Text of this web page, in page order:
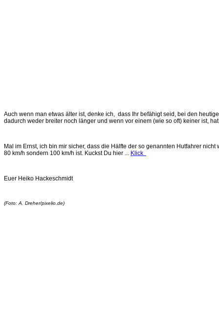
Auch wenn man etwas älter ist, denke ich, dass Ihr befähigt seid, bei den
dadurch weder breiter noch länger und wenn vor einem (wie so oft) keiner ist,
Mal im Ernst, ich bin mir sicher, dass die Hälfte der so genannten Hutfahrer
80 km/h sondern 100 km/h ist. Kuckst Du hier ... Klick
Euer Heiko Hackeschmidt
(Foto: A. Dreher/pixelio.de)